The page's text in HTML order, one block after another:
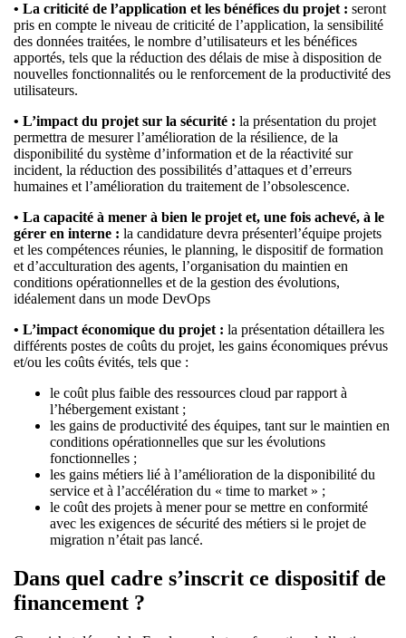
• La criticité de l’application et les bénéfices du projet : seront
pris en compte le niveau de criticité de l’application, la sensibilité
des données traitées, le nombre d’utilisateurs et les bénéfices
apportés, tels que la réduction des délais de mise à disposition de
nouvelles fonctionnalités ou le renforcement de la productivité des
utilisateurs.
• L’impact du projet sur la sécurité : la présentation du projet
permettra de mesurer l’amélioration de la résilience, de la
disponibilité du système d’information et de la réactivité sur
incident, la réduction des possibilités d’attaques et d’erreurs
humaines et l’amélioration du traitement de l’obsolescence.
• La capacité à mener à bien le projet et, une fois achevé, à le
gérer en interne : la candidature devra présenterl’équipe projets
et les compétences réunies, le planning, le dispositif de formation
et d’acculturation des agents, l’organisation du maintien en
conditions opérationnelles et de la gestion des évolutions,
idéalement dans un mode DevOps
• L’impact économique du projet : la présentation détaillera les
différents postes de coûts du projet, les gains économiques prévus
et/ou les coûts évités, tels que :
le coût plus faible des ressources cloud par rapport à
l’hébergement existant ;
les gains de productivité des équipes, tant sur le maintien en
conditions opérationnelles que sur les évolutions
fonctionnelles ;
les gains métiers lié à l’amélioration de la disponibilité du
service et à l’accélération du « time to market » ;
le coût des projets à mener pour se mettre en conformité
avec les exigences de sécurité des métiers si le projet de
migration n’était pas lancé.
Dans quel cadre s’inscrit ce dispositif de
financement ?